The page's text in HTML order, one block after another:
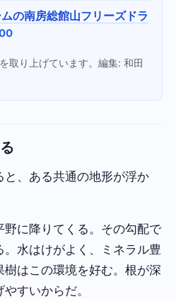
の南房総館山フリーズドラ
取り上げています。編集: 和田
と、ある共通の地形が浮か
に降りてくる。その勾配で
水はけがよく、ミネラル豊
はこの環境を好む。根が深
すいからだ。